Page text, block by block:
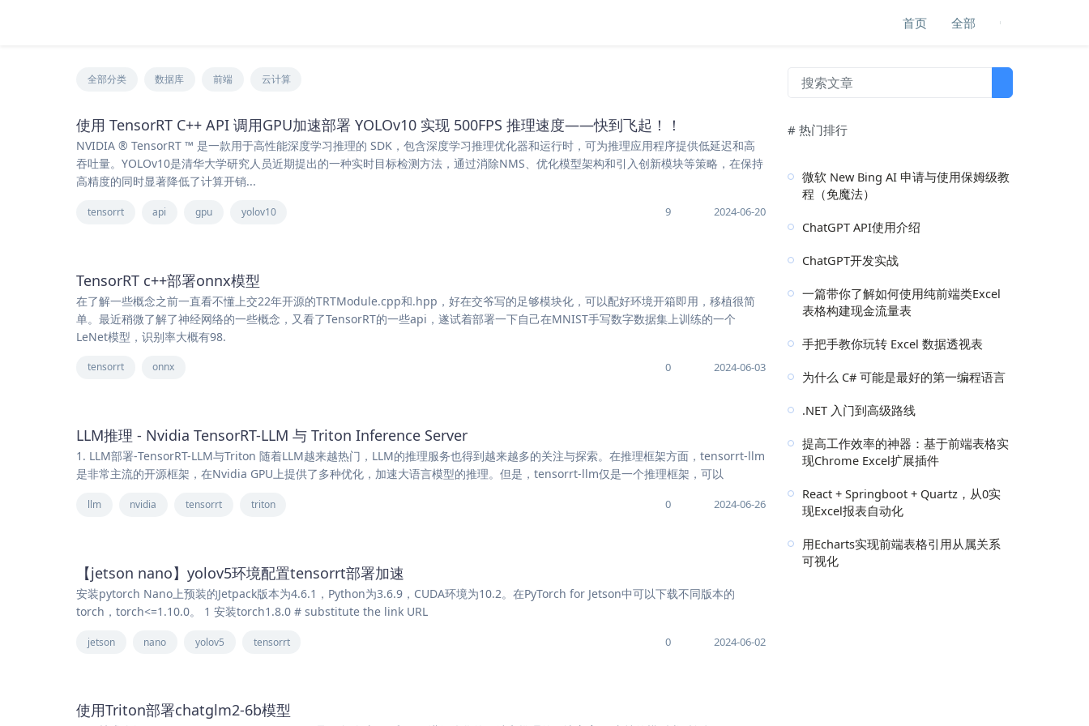
首页 全部
全部分类 数据库 前端 云计算
使用 TensorRT C++ API 调用GPU加速部署 YOLOv10 实现 500FPS 推理速度——快到飞起！！
NVIDIA ® TensorRT ™ 是一款用于高性能深度学习推理的 SDK，包含深度学习推理优化器和运行时，可为推理应用程序提供低延迟和高
吞吐量。YOLOv10是清华大学研究人员近期提出的一种实时目标检测方法，通过消除NMS、优化模型架构和引入创新模块等策略，在保持
高精度的同时显著降低了计算开销...
tensorrt api gpu yolov10 9 2024-06-20
TensorRT c++部署onnx模型
在了解一些概念之前一直看不懂上交22年开源的TRTModule.cpp和.hpp，好在交爷写的足够模块化，可以配好环境开箱即用，移植很简
单。最近稍微了解了神经网络的一些概念，又看了TensorRT的一些api，遂试着部署一下自己在MNIST手写数字数据集上训练的一个
LeNet模型，识别率大概有98.
tensorrt onnx 0 2024-06-03
LLM推理 - Nvidia TensorRT-LLM 与 Triton Inference Server
1. LLM部署-TensorRT-LLM与Triton 随着LLM越来越热门，LLM的推理服务也得到越来越多的关注与探索。在推理框架方面，tensorrt-llm
是非常主流的开源框架，在Nvidia GPU上提供了多种优化，加速大语言模型的推理。但是，tensorrt-llm仅是一个推理框架，可以
llm nvidia tensorrt triton 0 2024-06-26
【jetson nano】yolov5环境配置tensorrt部署加速
安装pytorch Nano上预装的Jetpack版本为4.6.1，Python为3.6.9，CUDA环境为10.2。在PyTorch for Jetson中可以下载不同版本的
torch，torch<=1.10.0。 1 安装torch1.8.0 # substitute the link URL
jetson nano yolov5 tensorrt 0 2024-06-02
使用Triton部署chatglm2-6b模型
# 热门排行
微软 New Bing AI 申请与使用保姆级教
程（免魔法）
ChatGPT API使用介绍
ChatGPT开发实战
一篇带你了解如何使用纯前端类Excel
表格构建现金流量表
手把手教你玩转 Excel 数据透视表
为什么 C# 可能是最好的第一编程语言
.NET 入门到高级路线
提高工作效率的神器：基于前端表格实
现Chrome Excel扩展插件
React + Springboot + Quartz，从0实
现Excel报表自动化
用Echarts实现前端表格引用从属关系
可视化